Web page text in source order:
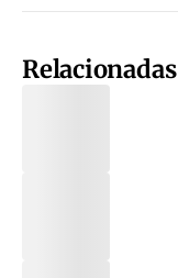
Relacionadas